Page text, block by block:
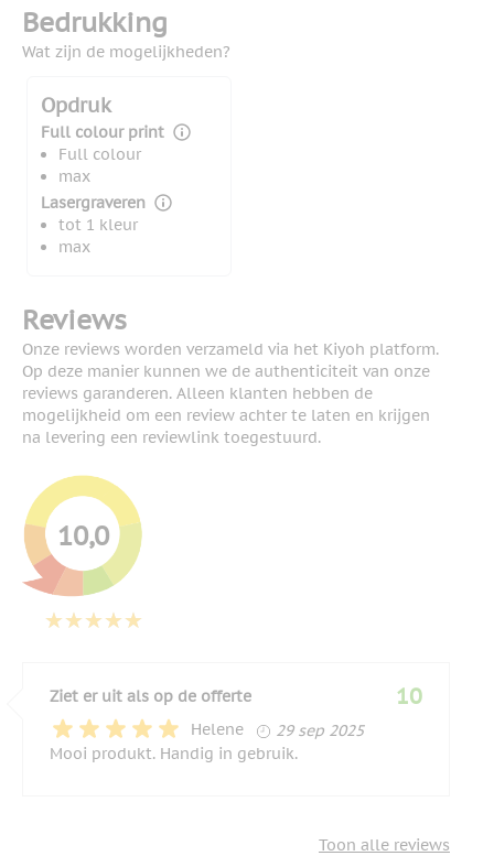
Bedrukking
Wat zijn de mogelijkheden?
Opdruk
Full colour print
Full colour
max
Lasergraveren
tot 1 kleur
max
Reviews
Onze reviews worden verzameld via het Kiyoh platform.
Op deze manier kunnen we de authenticiteit van onze
reviews garanderen. Alleen klanten hebben de
mogelijkheid om een review achter te laten en krijgen
na levering een reviewlink toegestuurd.
10,0
Ziet er uit als op de offerte
Helene
29 september 2025
29 sep 2025
10
Mooi produkt. Handig in gebruik.
Toon alle reviews